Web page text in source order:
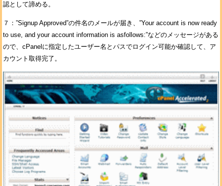
認として諦める。
７：”Signup Approved”の件名のメールが届き、”Your account is now ready
to use, and your account information is asfollows:”などのメッセージがある
ので、cPanelに指定したユーザー名とパスでログイン可能か確認して、ア
カウント取得完了。